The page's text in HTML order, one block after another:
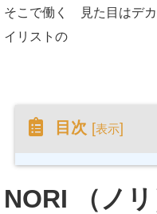
そこで働く 見た目はデ
イリストの
目次 [表示]
NORI （ノ